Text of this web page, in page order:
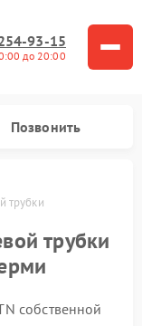
93-15
до 20:00
Позвонить
трубки
трубки
собственной